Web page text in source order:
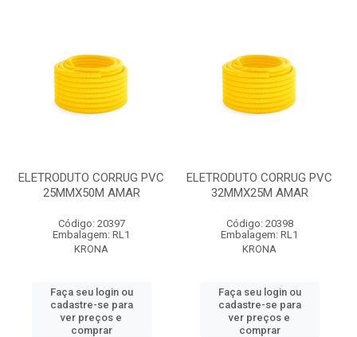
ELETRODUTO CORRUG PVC
25MMX50M AMAR
Código: 20397
Embalagem: RL1
KRONA
Faça seu login ou
cadastre-se para
ver preços e
comprar
ELETRODUTO CORRUG PVC
32MMX25M AMAR
Código: 20398
Embalagem: RL1
KRONA
Faça seu login ou
cadastre-se para
ver preços e
comprar